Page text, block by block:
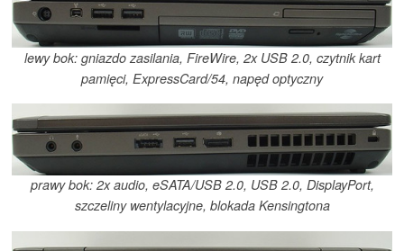
lewy bok: gniazdo zasilania, FireWire, 2x USB 2.0, czytnik kart
pamięci, ExpressCard/54, napęd optyczny
prawy bok: 2x audio, eSATA/USB 2.0, USB 2.0, DisplayPort,
szczeliny wentylacyjne, blokada Kensingtona